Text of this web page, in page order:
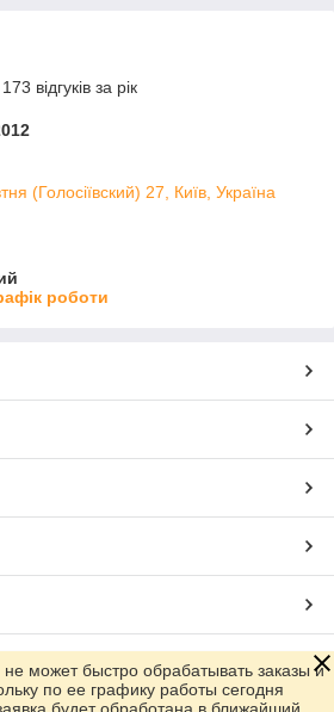
відгуків за рік
(Голосіївский) 27, Київ, Україна
роботи
Prom.ua
может быстро обрабатывать заказы и
по ее графику работы сегодня